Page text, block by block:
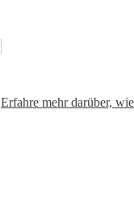
Erfahre mehr darüber,